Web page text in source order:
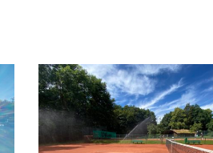
Saisoneröffnung